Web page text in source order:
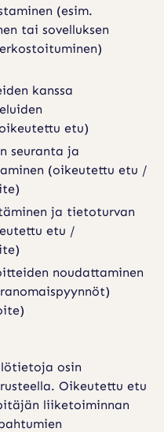
(esim.
tai sovelluksen
kanssa
etu)
seuranta ja
(oikeutettu etu /
ja tietoturvan
etu /
noudattaminen
osin
Oikeutettu etu
liiketoiminnan